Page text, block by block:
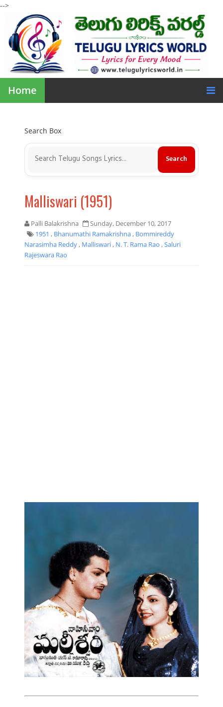
-->
Home
Search Box
Malliswari (1951)
Palli Balakrishna
Sunday, December 10, 2017
1951 , Bhanumathi Ramakrishna, Bommireddy
Narasimha Reddy, Malliswari, N. T. Rama Rao ,Saluri
Rajeswara Rao